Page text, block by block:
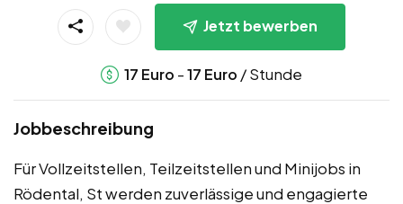
Jetzt bewerben
17 Euro -17 Euro / Stunde
Jobbeschreibung
Für Vollzeitstellen, Teilzeitstellen und Minijobs in
Rödental, St werden zuverlässige und engagierte